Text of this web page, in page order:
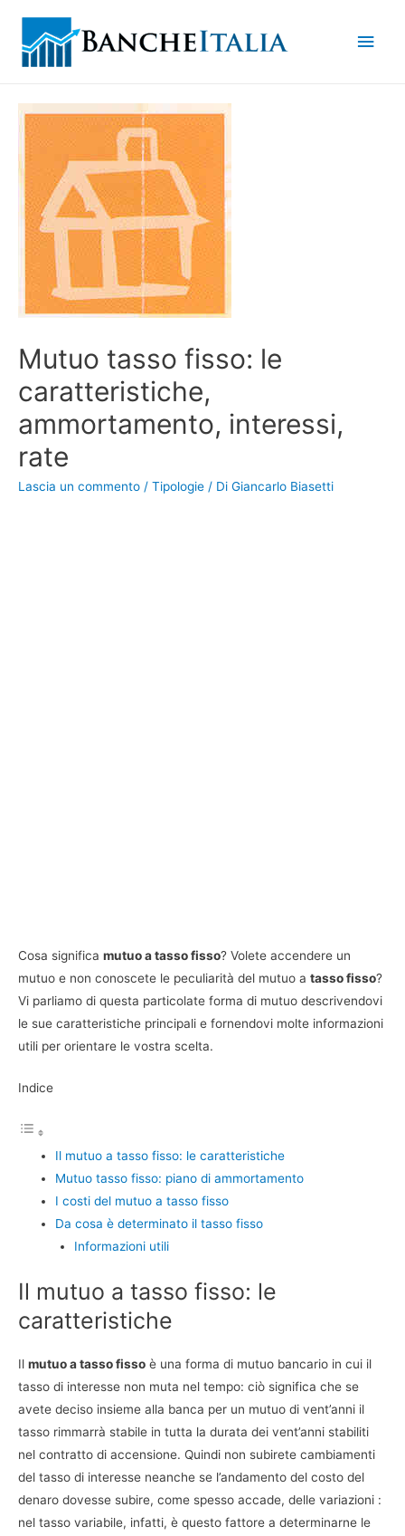
Mutuo tasso fisso: le
caratteristiche,
ammortamento, interessi,
rate
Lascia un commento / Tipologie / Di Giancarlo Biasetti
Cosa significa mutuo a tasso fisso? Volete accendere un
mutuo e non conoscete le peculiarità del mutuo a tasso fisso?
Vi parliamo di questa particolate forma di mutuo descrivendovi
le sue caratteristiche principali e fornendovi molte informazioni
utili per orientare le vostra scelta.
Indice
Il mutuo a tasso fisso: le caratteristiche
Mutuo tasso fisso: piano di ammortamento
I costi del mutuo a tasso fisso
Da cosa è determinato il tasso fisso
Informazioni utili
Il mutuo a tasso fisso: le
caratteristiche
Il mutuo a tasso fisso è una forma di mutuo bancario in cui il
tasso di interesse non muta nel tempo: ciò significa che se
avete deciso insieme alla banca per un mutuo di vent’anni il
tasso rimmarrà stabile in tutta la durata dei vent’anni stabiliti
nel contratto di accensione. Quindi non subirete cambiamenti
del tasso di interesse neanche se l’andamento del costo del
denaro dovesse subire, come spesso accade, delle variazioni :
nel tasso variabile, infatti, è questo fattore a determinarne le